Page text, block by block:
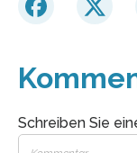
Schreiben Sie